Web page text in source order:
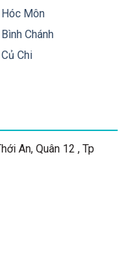
Hóc Môn
Chánh
Chi
An, Quân 12 , Tp